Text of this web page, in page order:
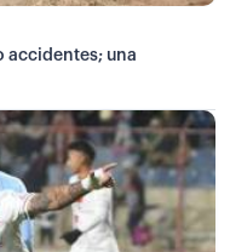
accidentes; una